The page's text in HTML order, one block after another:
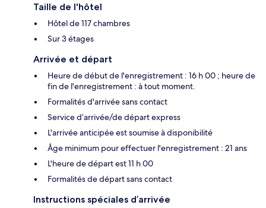
Taille de l'hôtel
Hôtel de 117 chambres
Sur 3 étages
Arrivée et départ
Heure de début de l'enregistrement : 16 h 00 ; heure de
fin de l'enregistrement : à tout moment.
Formalités d'arrivée sans contact
Service d’arrivée/de départ express
L'arrivée anticipée est soumise à disponibilité
Âge minimum pour effectuer l'enregistrement : 21 ans
L'heure de départ est 11 h 00
Formalités de départ sans contact
Instructions spéciales d’arrivée